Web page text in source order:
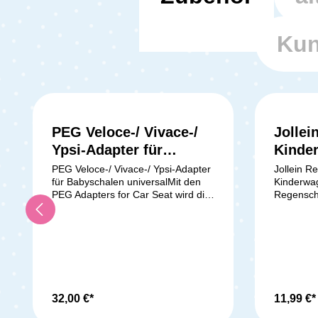
PEG Veloce-/ Vivace-/
Ypsi-Adapter für
Babyschalen universal
PEG Veloce-/ Vivace-/ Ypsi-Adapter
für Babyschalen universalMit den
PEG Adapters for Car Seat wird die
nahtlose Integration deiner Auto-
Babyschale eines anderen
sicher und einfach auf dem PEG
32,00 €*
Jollein
11,99 €*